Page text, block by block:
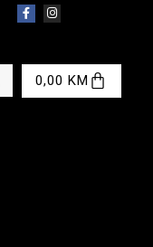
0,00 KM